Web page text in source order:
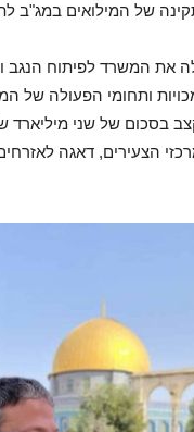
של המילואים במג"ב
את המשרד לפיתוח הנגב
ותחומי הפעולה של
בסכום של שני
הצעירים, דאגה